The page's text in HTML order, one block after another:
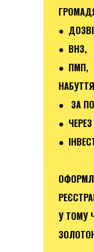
●
● ВНЗ,
● ПМП,
● ЗА
●
●
У ТОМУ